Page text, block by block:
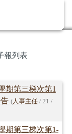
報列表
期第三梯次第1
(人事主任 / 21 /
期第三梯次第1-